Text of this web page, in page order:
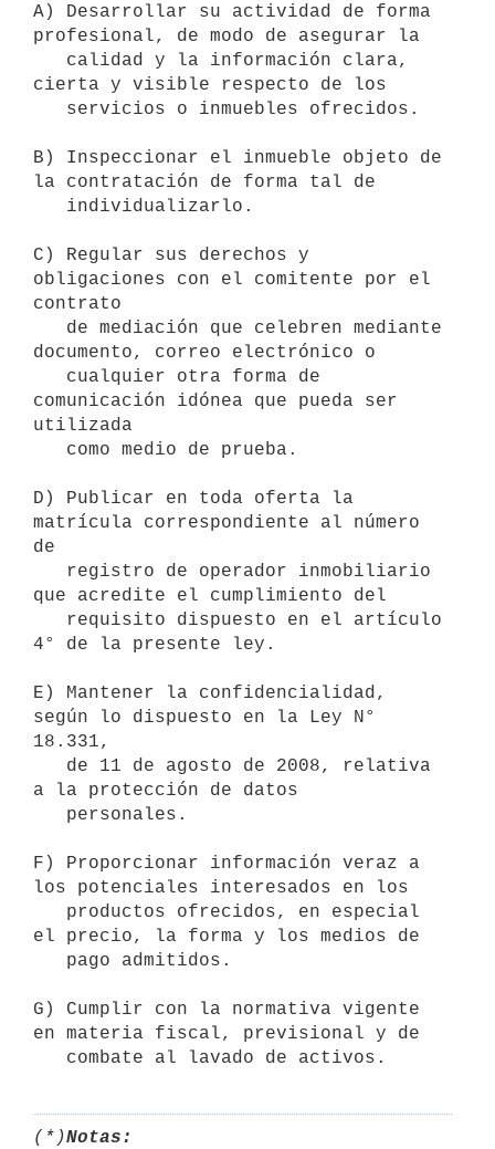
A) Desarrollar su actividad de forma
profesional, de modo de asegurar la
cierta y visible respecto de los
B) Inspeccionar el inmueble objeto de
la contratación de forma tal de
C) Regular sus derechos y
obligaciones con el comitente por el
contrato
documento, correo electrónico o
comunicación idónea que pueda ser
utilizada
D) Publicar en toda oferta la
matrícula correspondiente al número
de
que acredite el cumplimiento del
4° de la presente ley.
E) Mantener la confidencialidad,
según lo dispuesto en la Ley N°
18.331,
a la protección de datos
F) Proporcionar información veraz a
los potenciales interesados en los
el precio, la forma y los medios de
G) Cumplir con la normativa vigente
en materia fiscal, previsional y de
(*)Notas: